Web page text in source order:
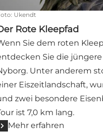
: Ukendt
Rote Kleepfad
Sie dem roten
Sie die
Unter anderem
Eiszeitlandschaft,
zwei besondere
ist 7,0 km lang.
Mehr erfahren